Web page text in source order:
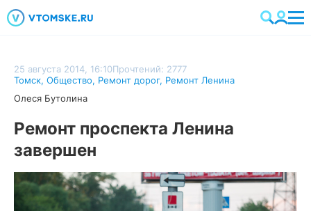
25 августа 2014, 16:10Прочтений: 2777
Томск, Общество, Ремонт дорог, Ремонт Ленина
Олеся Бутолина
Ремонт проспекта Ленина
завершен